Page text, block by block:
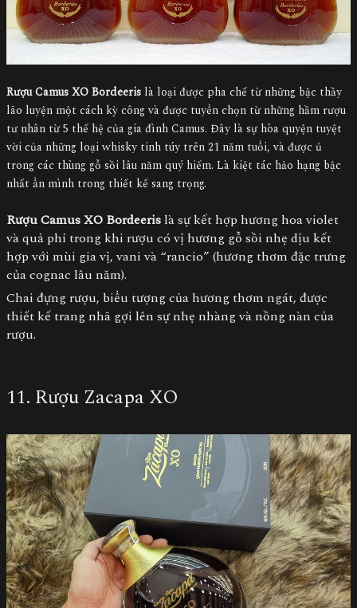
Rượu Camus XO Bordeeris là loại được pha chế từ những bậc thầy
lão luyện một cách kỳ công và được tuyển chọn từ những hầm rượu
tư nhân từ 5 thế hệ của gia đình Camus. Đây là sự hòa quyện tuyệt
vời của những loại whisky tinh túy trên 21 năm tuổi, và được ủ
trong các thùng gỗ sồi lâu năm quý hiếm. Là kiệt tác hảo hạng bậc
nhất ẩn mình trong thiết kế sang trọng.
Rượu Camus XO Bordeeris là sự kết hợp hương hoa violet
và quả phỉ trong khi rượu có vị hương gỗ sồi nhẹ dịu kết
hợp với mùi gia vị, vani và “rancio” (hương thơm đặc trưng
của cognac lâu năm).
Chai đựng rượu, biểu tượng của hương thơm ngát, được
thiết kế trang nhã gợi lên sự nhẹ nhàng và nồng nàn của
rượu.
11. Rượu Zacapa XO